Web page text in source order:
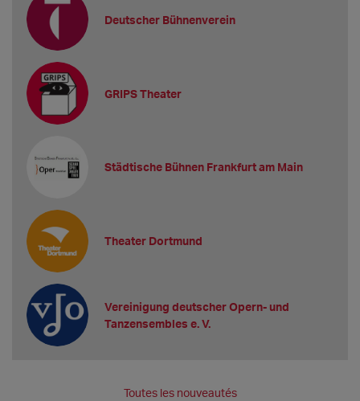
Deutscher Bühnenverein
GRIPS Theater
Städtische Bühnen Frankfurt am Main
Theater Dortmund
Vereinigung deutscher Opern- und
Tanzensembles e. V.
Toutes les nouveautés